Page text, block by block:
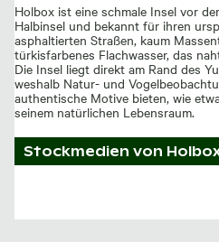
Holbox ist eine schmale Insel vor
Halbinsel und bekannt für ihren
asphaltierten Straßen, kaum
türkisfarbenes Flachwasser, das
Die Insel liegt direkt am Rand des
weshalb Natur- und
authentische Motive bieten, wie
seinem natürlichen Lebensraum.
Stockmedien von